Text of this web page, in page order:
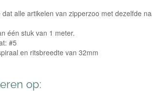
dat alle artikelen van zipperzoo met dezelfde
één stuk van 1 meter.
#5
en ritsbreedte van 32mm
op: